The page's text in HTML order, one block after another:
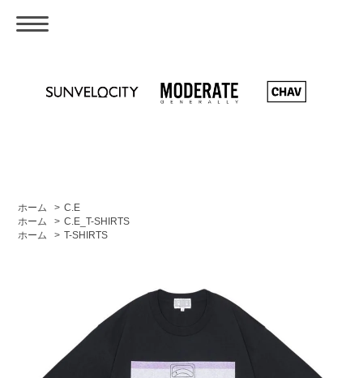
ホーム > C.E
ホーム
> C.E_T-SHIRTS
ホーム
> T-SHIRTS